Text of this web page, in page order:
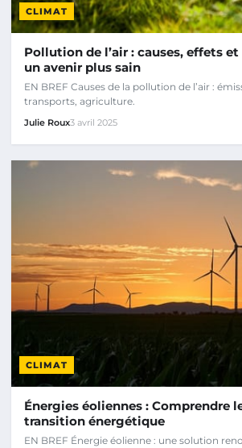
CLIMAT
Pollution de l’air : causes, effets
un avenir plus sain
EN BREF Causes de la pollution de l’air :
transports, agriculture.
Julie Roux3 avril 2025
CLIMAT
Énergies éoliennes : Comprendre
transition énergétique
EN BREF Énergie éolienne : une solution